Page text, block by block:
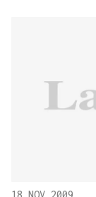
18 NOV 2009